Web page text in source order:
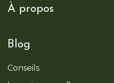
À propos
Blog
Conseils